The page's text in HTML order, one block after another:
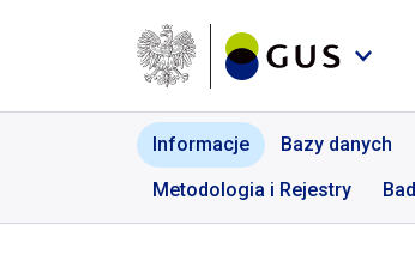
Aktualności | GUS
Informacje Bazy danych
Metodologia i Rejestry